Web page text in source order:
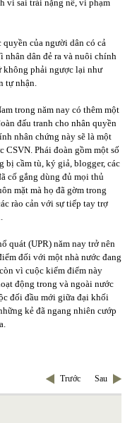
vi sai trái nặng nề, vi phạm
của người dân có cả
nhân dân đẻ ra và nuôi chính
không phải ngược lại như
tự nhận.
trong năm nay có thêm một
đấu tranh cho nhân quyền
nhân chứng này sẽ là một
CSVN. Phái đoàn gồm một số
bị cầm tù, ký giả, blogger, các
cố gắng dùng đủ mọi thủ
mặt mà họ đã gờm trong
rào cản với sự tiếp tay trợ
quát (UPR) năm nay trở nên
đối với một nhà nước đang
vì cuộc kiểm điểm này
động trong và ngoài nước
đối đầu mới giữa đại khối
kẻ đã ngang nhiên cướp
Trước Sau